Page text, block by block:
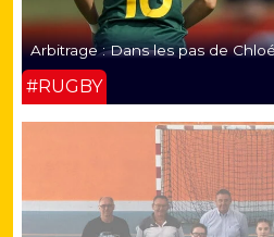
Arbitrage : Dans les pas de
#RUGBY